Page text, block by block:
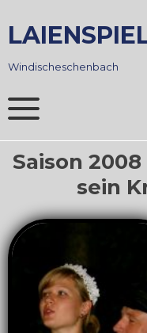
to
content
Windischeschenbach
Saison
sein